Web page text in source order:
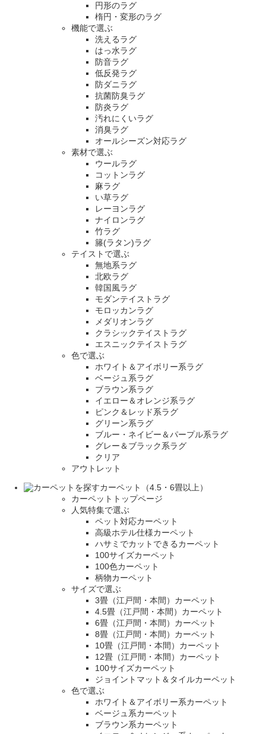
円形のラグ
楕円・変形のラグ
機能で選ぶ
洗えるラグ
はっ水ラグ
防音ラグ
低反発ラグ
防ダニラグ
抗菌防臭ラグ
防炎ラグ
汚れにくいラグ
消臭ラグ
オールシーズン対応ラグ
素材で選ぶ
ウールラグ
コットンラグ
麻ラグ
い草ラグ
レーヨンラグ
ナイロンラグ
竹ラグ
籐(ラタン)ラグ
テイストで選ぶ
無地系ラグ
北欧ラグ
韓国風ラグ
モダンテイストラグ
モロッカンラグ
メダリオンラグ
クラシックテイストラグ
エスニックテイストラグ
色で選ぶ
ホワイト＆アイボリー系ラグ
ベージュ系ラグ
ブラウン系ラグ
イエロー＆オレンジ系ラグ
ピンク＆レッド系ラグ
グリーン系ラグ
ブルー・ネイビー＆パープル系ラグ
グレー＆ブラック系ラグ
クリア
アウトレット
カーペット（4.5・6畳以上）
カーペットトップページ
人気特集で選ぶ
ペット対応カーペット
高級ホテル仕様カーペット
ハサミでカットできるカーペット
100サイズカーペット
100色カーペット
柄物カーペット
サイズで選ぶ
3畳（江戸間・本間）カーペット
4.5畳（江戸間・本間）カーペット
6畳（江戸間・本間）カーペット
8畳（江戸間・本間）カーペット
10畳（江戸間・本間）カーペット
12畳（江戸間・本間）カーペット
100サイズカーペット
ジョイントマット＆タイルカーペット
色で選ぶ
ホワイト＆アイボリー系カーペット
ベージュ系カーペット
ブラウン系カーペット